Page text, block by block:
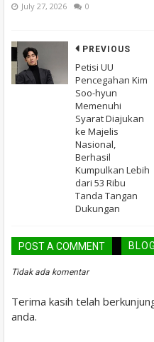
July 27, 2026 0
PREVIOUS
Petisi UU
Pencegahan Kim
Soo-hyun
Memenuhi
Syarat Diajukan
ke Majelis
Nasional,
Berhasil
Kumpulkan Lebih
dari 53 Ribu
Tanda Tangan
Dukungan
POST A COMMENT
Tidak ada komentar
Terima kasih telah
anda.